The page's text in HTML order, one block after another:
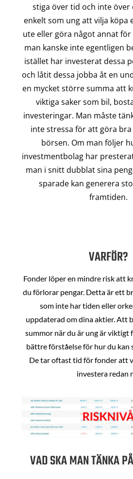
stiga över tid och inte över
enkelt som ung att vilja köpa
ute eller göra något annat
man kanske inte egentligen
istället har investerat dessa
och låtit dessa jobba åt en
en mycket större summa att
viktiga saker som bil,
investeringar. Man måste
inte stressa för att göra
börsen. Om man följer
investmentbolag har
man i snitt dubblat sina
sparade kan generera
framtiden.
VARFÖR?
Fonder löper en mindre risk att
du förlorar pengar. Detta är ett
som inte har tiden eller
uppdaterad om dina aktier. Att
summor när du är ung är viktigt
bättre förståelse för hur du kan
De tar oftast tid för fonder att
investera redan
VAD SKA MAN TÄNKA